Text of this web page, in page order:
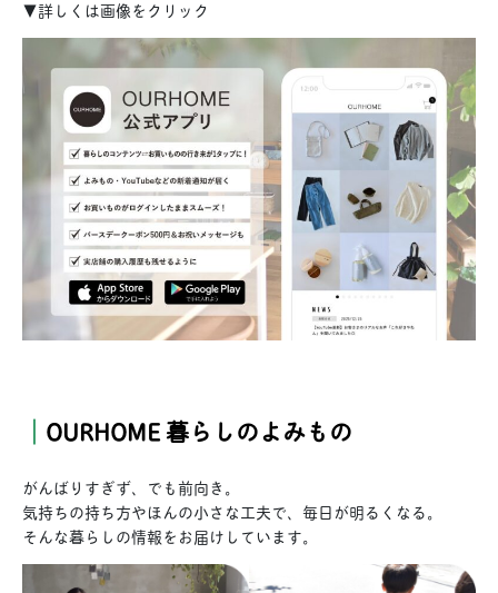
▼詳しくは画像をクリック
｜ OURHOME 暮らしのよみもの
がんばりすぎず、でも前向き。
気持ちの持ち方やほんの小さな工夫で、毎日が明るくなる。
そんな暮らしの情報をお届けしています。